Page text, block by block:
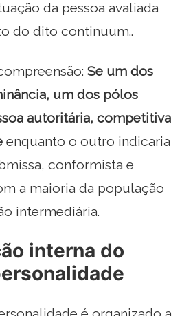
da pessoa avaliada
do dito continuum..
Se um dos
um dos pólos
autoritária, competitiva
enquanto o outro indicaria
conformista e
a maioria da população
intermediária.
interna do